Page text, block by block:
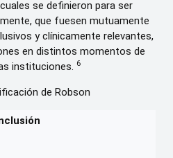
se definieron para ser
que fuesen mutuamente
y clínicamente relevantes,
en distintos momentos de
instituciones. 6
de Robson